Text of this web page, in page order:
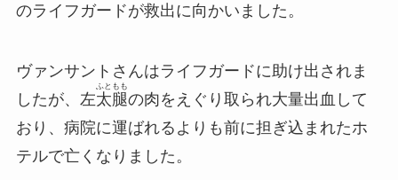
のライフガードが救出に向かいました。
ヴァンサントさんはライフガードに助け出されま
したが、左太腿
ふともも
の肉をえぐり取られ大量出血して
おり、病院に運ばれるよりも前に担ぎ込まれたホ
テルで亡くなりました。